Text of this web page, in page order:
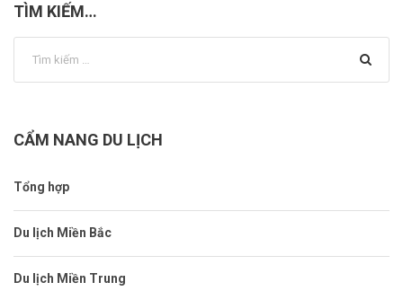
TÌM KIẾM…
CẨM NANG DU LỊCH
Tổng hợp
Du lịch Miền Bắc
Du lịch Miền Trung